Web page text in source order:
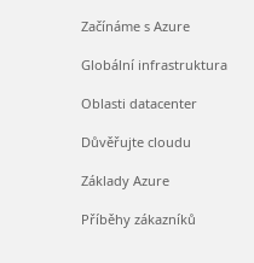
Začínáme s Azure
Globální infrastruktura
Oblasti datacenter
Důvěřujte cloudu
Základy Azure
Příběhy zákazníků